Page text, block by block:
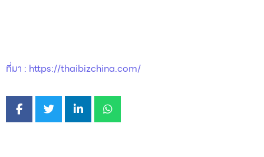
ที่มา : https://thaibizchina.com/